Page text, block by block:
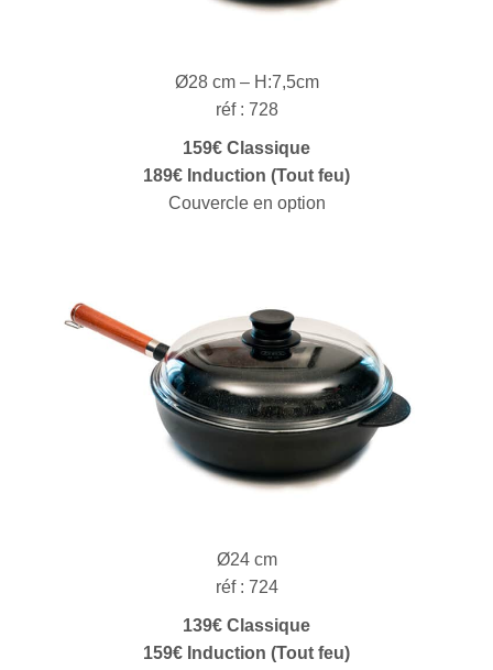
Ø28 cm – H:7,5cm
réf : 728
159€ Classique
189€ Induction (Tout feu)
Couvercle en option
Ø24 cm
réf : 724
139€ Classique
159€ Induction (Tout feu)